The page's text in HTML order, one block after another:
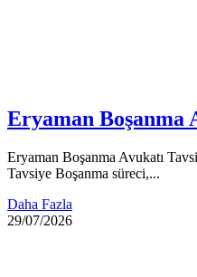
Eryaman Boşanma
Eryaman Boşanma Avukatı
Tavsiye Boşanma süreci,...
Daha Fazla
29/07/2026